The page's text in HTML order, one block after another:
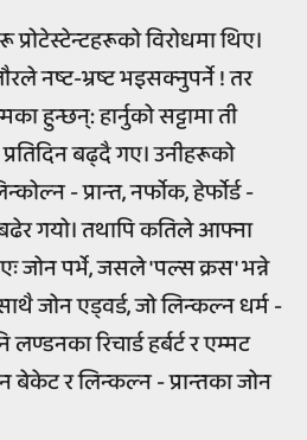
विरोधमा थिए।
नष्ट-भ्रष्ट भइसक्नुपर्ने ! तर
हुन्छन्: हार्नुको सट्टामा ती
प्रतिदिन बढ्दै गए। उनीहरूको
- प्रान्त, नर्फोक, हेर्फोर्ड -
बढेर गयो। तथापि कतिले आफ्ना
जोन पर्भे, जसले 'पल्स क्रस' भन्ने
जोन एड्वर्ड, जो लिन्कल्न धर्म -
लण्डनका रिचार्ड हर्बर्ट र एम्मट
र लिन्कल्न - प्रान्तका जोन